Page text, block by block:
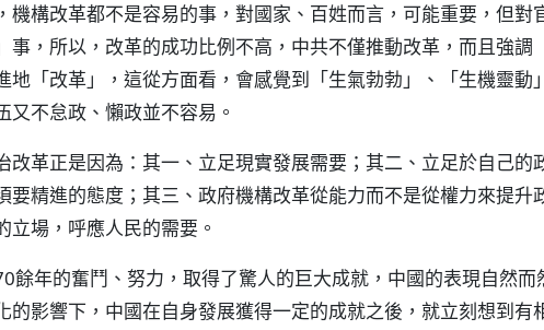
機構改革都不是容易的事，對國家、百姓而言，可能重要，但對
事，所以，改革的成功比例不高，中共不僅推動改革，而且強調
地「改革」，這從方面看，會感覺到「生氣勃勃」、「生機靈動
又不怠政、懶政並不容易。
改革正是因為：其一、立足現實發展需要；其二、立足於自己的
要精進的態度；其三、政府機構改革從能力而不是從權力來提升
立場，呼應人民的需要。
餘年的奮鬥、努力，取得了驚人的巨大成就，中國的表現自然而
的影響下，中國在自身發展獲得一定的成就之後，就立刻想到有